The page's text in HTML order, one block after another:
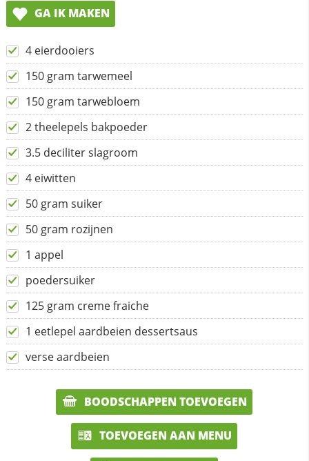
GA IK MAKEN
4 eierdooiers
150 gram tarwemeel
150 gram tarwebloem
2 theelepels bakpoeder
3.5 deciliter slagroom
4 eiwitten
50 gram suiker
50 gram rozijnen
1 appel
poedersuiker
125 gram creme fraiche
1 eetlepel aardbeien dessertsaus
verse aardbeien
BOODSCHAPPEN TOEVOEGEN
TOEVOEGEN AAN MENU